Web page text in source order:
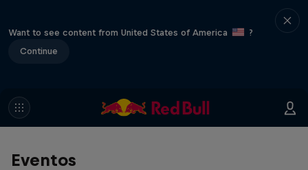
Want to see content from United States of America
?
Continue
Eventos